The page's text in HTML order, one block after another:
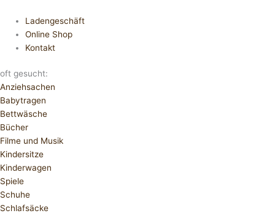
Ladengeschäft
Online Shop
Kontakt
oft gesucht:
Anziehsachen
Babytragen
Bettwäsche
Bücher
Filme und Musik
Kindersitze
Kinderwagen
Spiele
Schuhe
Schlafsäcke